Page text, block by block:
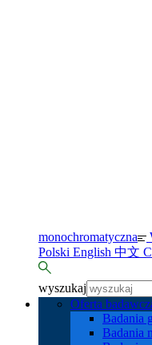
monochromatyczna
Polski English 中文
wyszukaj
Oferta
Badania
Badania